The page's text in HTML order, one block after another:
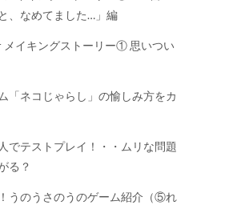
、なめてました…」編
メイキングストーリー① 思いつい
「ネコじゃらし」の愉しみ方をカ
テストプレイ！・・ムリな問題
る？
うのうさのうのゲーム紹介（⑤れ